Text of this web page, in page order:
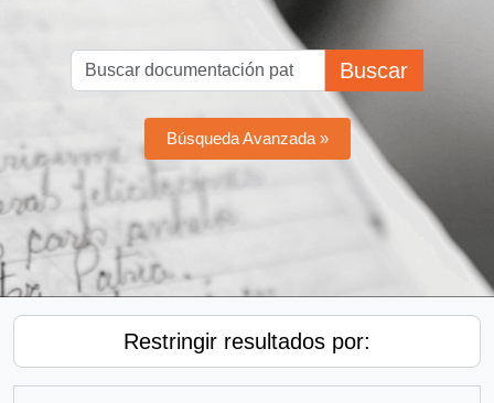
Buscar
Búsqueda Avanzada »
Restringir resultados por: